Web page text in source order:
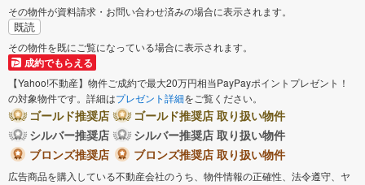
その物件が資料請求・お問い合わせ済みの場合に表示されます。
既読
その物件を既にご覧になっている場合に表示されます。
成約でもらえる
【Yahoo!不動産】物件ご成約で最大20万円相当PayPayポイントプレゼント！
の対象物件です。詳細はプレゼント詳細をご覧ください。
ゴールド推奨店
ゴールド推奨店 取り扱い物件
シルバー推奨店
シルバー推奨店 取り扱い物件
ブロンズ推奨店
ブロンズ推奨店 取り扱い物件
広告商品を購入している不動産会社のうち、物件情報の正確性、法令遵守、ヤ